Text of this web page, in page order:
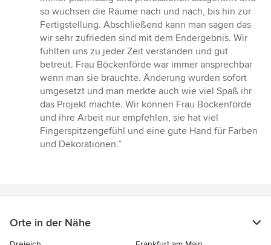
so wuchsen die Räume nach und nach, bis hin zur
Fertigstellung. Abschließend kann man sagen das
wir sehr zufrieden sind mit dem Endergebnis. Wir
fühlten uns zu jeder Zeit verstanden und gut
betreut. Frau Böckenförde war immer ansprechbar
wenn man sie brauchte. Änderung wurden sofort
umgesetzt und man merkte auch wie viel Spaß ihr
das Projekt machte. Wir können Frau Böckenförde
und ihre Arbeit nur empfehlen, sie hat viel
Fingerspitzengefühl und eine gute Hand für Farben
und Dekorationen.”
Orte in der Nähe